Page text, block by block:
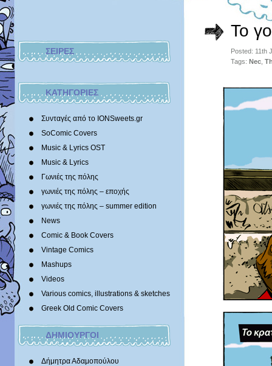
ΣΕΙΡΕΣ
ΚΑΤΗΓΟΡΙΕΣ
Συνταγές από το IONSweets.gr
SoComic Covers
Music & Lyrics OST
Music & Lyrics
Γωνιές της πόλης
γωνιές της πόλης – εποχής
γωνιές της πόλης – summer edition
News
Comic & Book Covers
Vintage Comics
Mashups
Videos
Various comics, illustrations & sketches
Greek Old Comic Covers
ΔΗΜΙΟΥΡΓΟΙ
Δήμητρα Αδαμοπούλου
Το
Posted: 11th
Tags: Nec